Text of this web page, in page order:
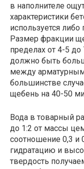
в наполнителе
характеристики
используется
Размер фракции
пределах от 4-5
должно быть
между
большинстве
щебень на 40-50
Вода в товарный
до 1:2 от массы
соотношение 0,3 и
гидратацию и
твердость